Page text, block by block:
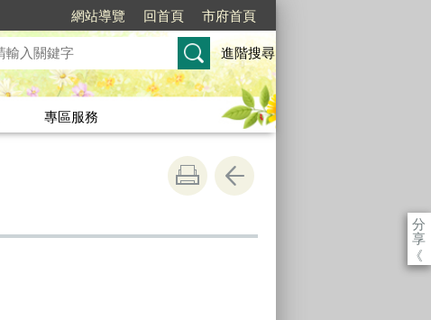
網站導覽 回首頁 市府首頁
進階搜尋
專區服務
分
享
《